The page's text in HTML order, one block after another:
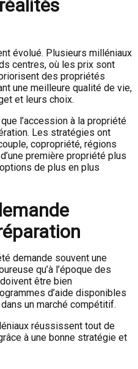
évolué. Plusieurs milléniaux
centres, où les prix sont
des propriétés
une meilleure qualité de vie,
et leurs choix.
l’accession à la propriété
Les stratégies ont
copropriété, régions
première propriété plus
de plus en plus
demande souvent une
qu’à l’époque des
être bien
d’aide disponibles
un marché compétitif.
réussissent tout de
à une bonne stratégie et